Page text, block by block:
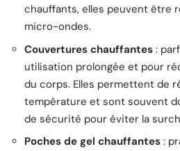
chauffants, elles peuvent être
micro-ondes.
Couvertures chauffantes :
utilisation prolongée et pour
du corps. Elles permettent de
température et sont souvent
de sécurité pour éviter la
Poches de gel chauffantes :